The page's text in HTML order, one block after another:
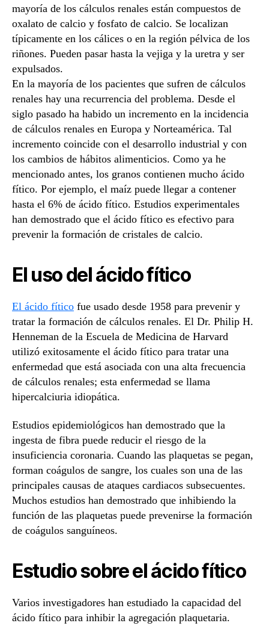
mayoría de los cálculos renales están compuestos de
oxalato de calcio y fosfato de calcio. Se localizan
típicamente en los cálices o en la región pélvica de los
riñones. Pueden pasar hasta la vejiga y la uretra y ser
expulsados.
En la mayoría de los pacientes que sufren de cálculos
renales hay una recurrencia del problema. Desde el
siglo pasado ha habido un incremento en la incidencia
de cálculos renales en Europa y Norteamérica. Tal
incremento coincide con el desarrollo industrial y con
los cambios de hábitos alimenticios. Como ya he
mencionado antes, los granos contienen mucho ácido
fítico. Por ejemplo, el maíz puede llegar a contener
hasta el 6% de ácido fítico. Estudios experimentales
han demostrado que el ácido fítico es efectivo para
prevenir la formación de cristales de calcio.
El uso del ácido fítico
El ácido fítico fue usado desde 1958 para prevenir y
tratar la formación de cálculos renales. El Dr. Philip H.
Henneman de la Escuela de Medicina de Harvard
utilizó exitosamente el ácido fítico para tratar una
enfermedad que está asociada con una alta frecuencia
de cálculos renales; esta enfermedad se llama
hipercalciuria idiopática.
Estudios epidemiológicos han demostrado que la
ingesta de fibra puede reducir el riesgo de la
insuficiencia coronaria. Cuando las plaquetas se pegan,
forman coágulos de sangre, los cuales son una de las
principales causas de ataques cardiacos subsecuentes.
Muchos estudios han demostrado que inhibiendo la
función de las plaquetas puede prevenirse la formación
de coágulos sanguíneos.
Estudio sobre el ácido fítico
Varios investigadores han estudiado la capacidad del
ácido fítico para inhibir la agregación plaquetaria.